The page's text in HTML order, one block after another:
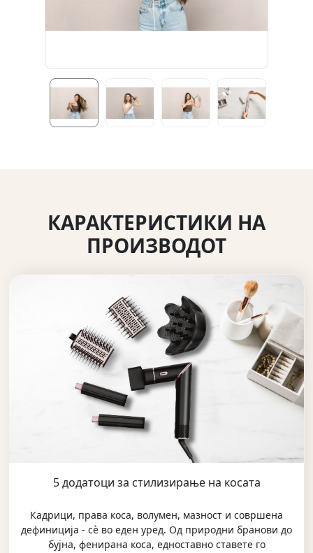
КАРАКТЕРИСТИКИ НА
ПРОИЗВОДОТ
5 додатоци за стилизирање на косата
Кадрици, права коса, волумен, мазност и совршена
дефиниција - сè во еден уред. Од природни бранови до
бујна, фенирана коса, едноставно ставете го